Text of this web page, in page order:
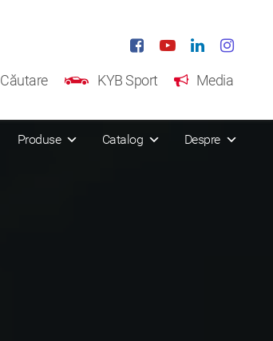
Căutare KYB Sport Media
Produse Catalog Despre